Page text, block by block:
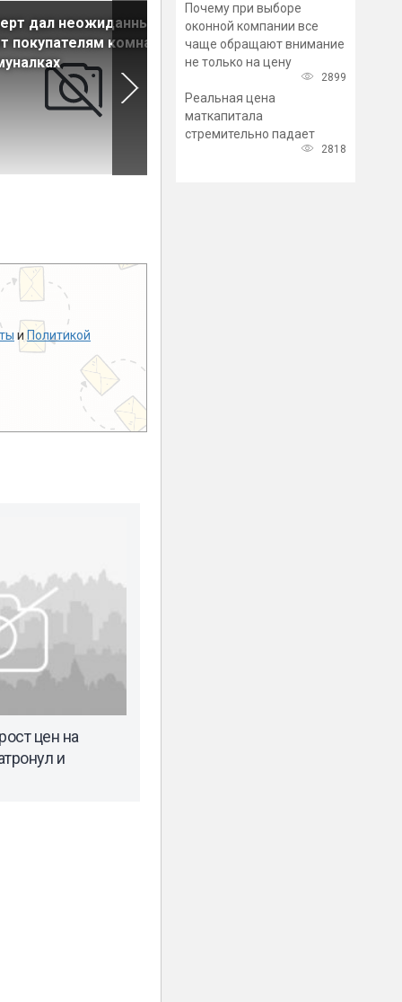
дал неожиданный
покупателям комнат в
Рост цен на первичном
жилья Петербурга
и Политикой
цен на
и
Почему при выборе
оконной компании все
чаще обращают внимание
не только на цену
2899
Реальная цена
маткапитала
стремительно падает
2818